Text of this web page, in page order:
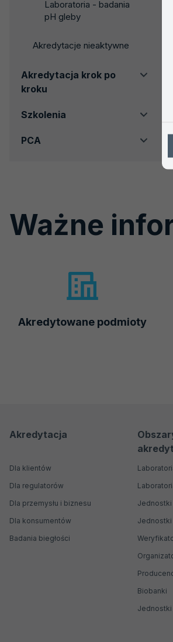
Laboratoria - badania
pH gleby
Akredytacje nieaktywne
Akredytacja krok po
kroku
Szkolenia
PCA
Ważne
Akredytowane podmioty
Menu
Menu
Akredytacja
Dla klientów
Dla regulatorów
Dla przemysłu i biznesu
Dla konsumentów
Badania biegłości
Biobanki